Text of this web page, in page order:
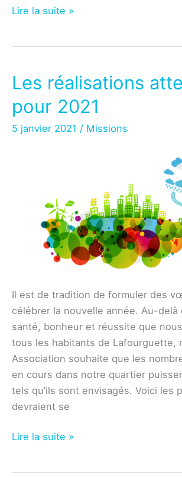
Lafourguette
cours
de
la
caserne
SDIS31
Lire la suite »
Les réalisations
pour 2021
5 janvier 2021 / Missions
Il est de tradition de formuler des
célébrer la nouvelle année. Au-
santé, bonheur et réussite que
tous les habitants de Lafourguette,
Association souhaite que les
en cours dans notre quartier
tels qu’ils sont envisagés. Voici les
devraient se
Les
Lire la suite »